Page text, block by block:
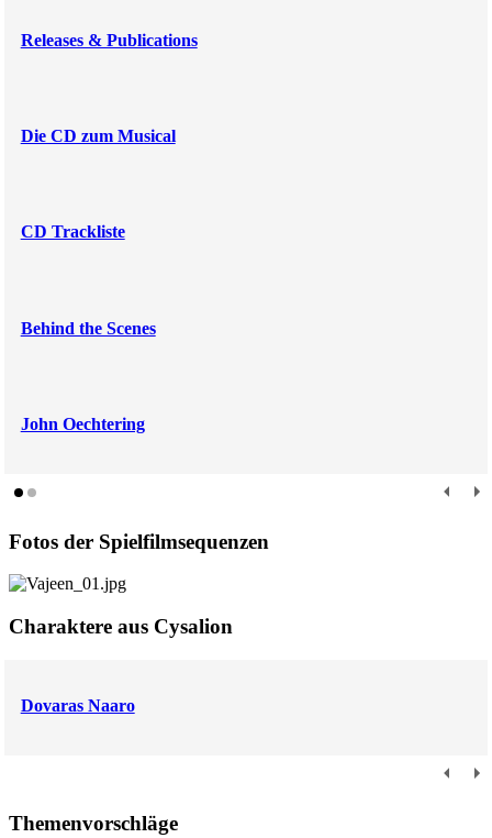
Releases & Publications
Die CD zum Musical
CD Trackliste
Behind the Scenes
John Oechtering
Fotos der Spielfilmsequenzen
Charaktere aus Cysalion
Dovaras Naaro
Themenvorschläge